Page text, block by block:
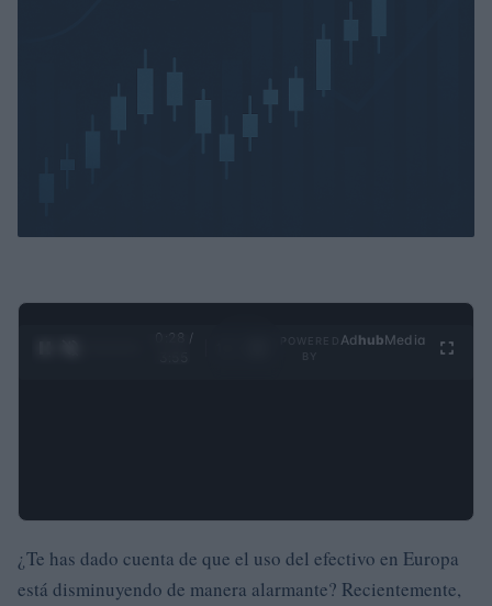
0:29 /
Ad hubMedia
¿Te has dado cuenta de que el uso del efectivo en Europa
está disminuyendo de manera alarmante? Recientemente,